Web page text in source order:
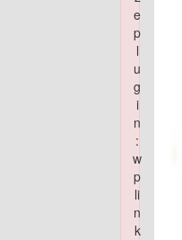
e
p
l
u
g
i
n
:
w
p
li
n
k